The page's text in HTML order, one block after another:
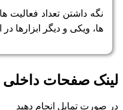
نگه داشتن تعداد فعالیت
ها، ویکی و دیگر
لینک صفحات داخلی
در صورت تمایل انجام دهید